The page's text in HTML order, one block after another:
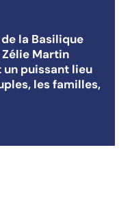
la Basilique
Martin
un puissant lieu
les familles,